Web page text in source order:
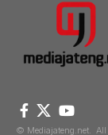
© Mediajateng.net. All